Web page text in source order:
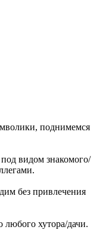
поднимемся
видом знакомого/
без привлечения
любого хутора/дачи.